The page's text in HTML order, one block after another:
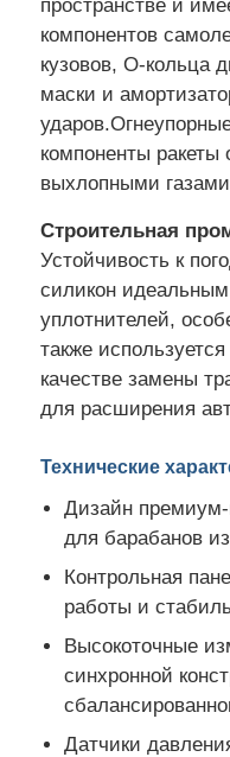
Силиконовая
Система
Аксессуары для
Впрыскание
Силиконовая
пространстве и
компонентов
кузовов, O-кольца
маски и
компоненты ракеты
выхлопными
Строительная
Устойчивость к
силикон
уплотнителей,
также
качестве замены
для расширения
Технические
Дизайн
для барабанов
Контрольная
работы и
Высокоточные
синхронной
Датчики